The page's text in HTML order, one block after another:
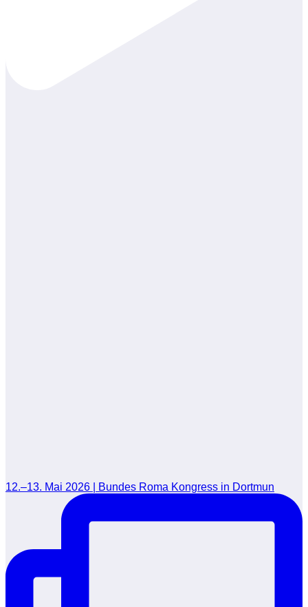
12.–13. Mai 2026 | Bundes Roma Kongress in Dortmun